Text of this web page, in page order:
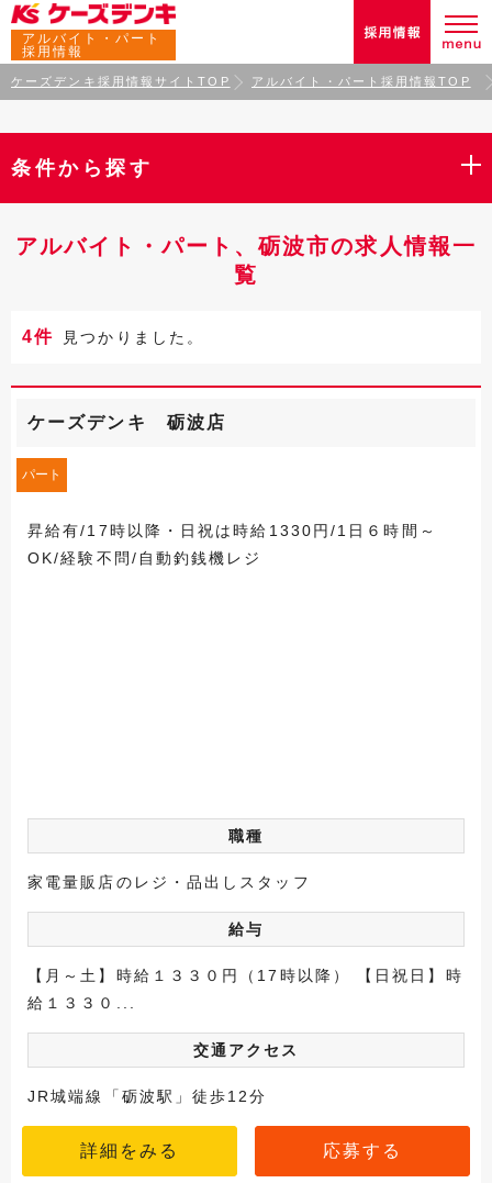
アルバイト・パート
採用情報
ケーズデンキ採用情報サイトTOP アルバイト・パート採用情報TOP
条件から探す
アルバイト・パート、砺波市の求人情報一
覧
4件 見つかりました。
ケーズデンキ 砺波店
パート
昇給有/17時以降・日祝は時給1330円/1日６時間～
OK/経験不問/自動釣銭機レジ
職種
家電量販店のレジ・品出しスタッフ
給与
【月～土】時給１３３０円（17時以降） 【日祝日】時
給１３３０...
交通アクセス
JR城端線「砺波駅」徒歩12分
詳細をみる 応募する